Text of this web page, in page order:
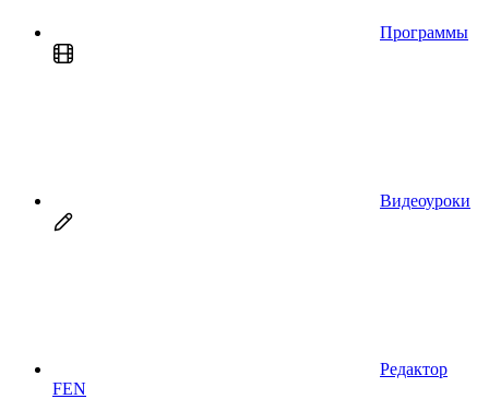
Программы
Видеоуроки
Редактор
FEN